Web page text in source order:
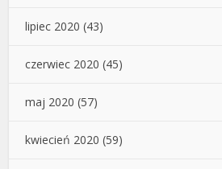
lipiec 2020 (43)
czerwiec 2020 (45)
maj 2020 (57)
kwiecień 2020 (59)